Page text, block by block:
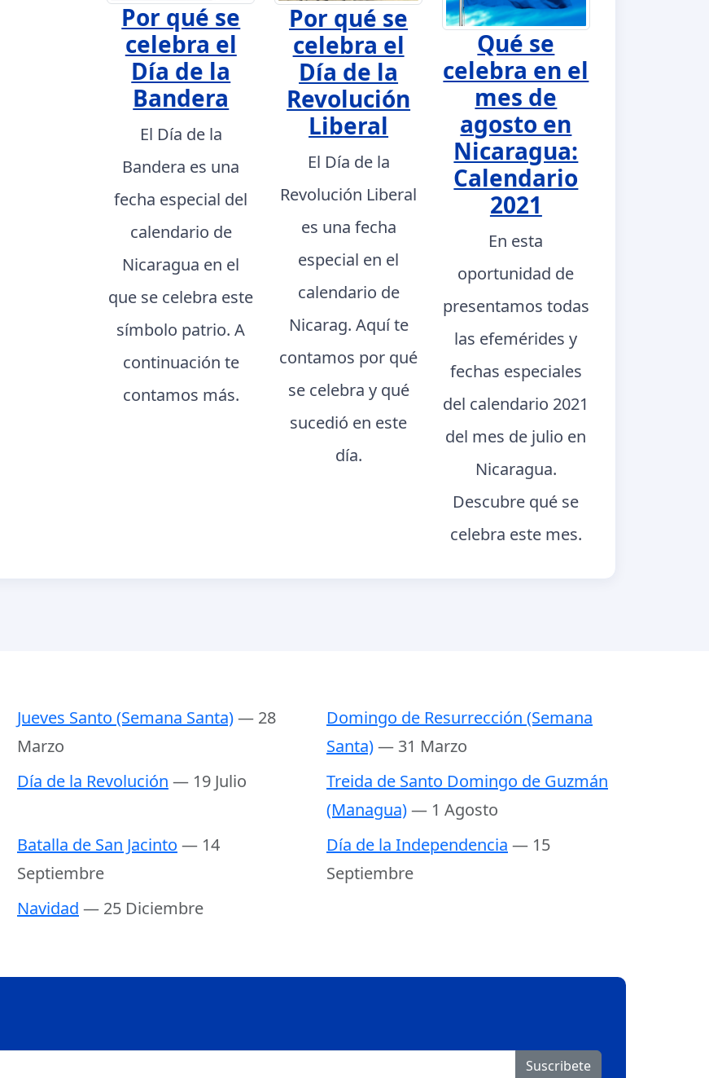
Por qué se
celebra el
Día de la
Bandera
El Día de la
Bandera es una
fecha especial del
calendario de
Nicaragua en el
que se celebra este
símbolo patrio. A
continuación te
contamos más.
Por qué se
celebra el
Día de la
Revolución
Liberal
El Día de la
Revolución Liberal
es una fecha
especial en el
calendario de
Nicarag. Aquí te
contamos por qué
se celebra y qué
sucedió en este
día.
Qué se
celebra en el
mes de
agosto en
Nicaragua:
Calendario
2021
En esta
oportunidad de
presentamos todas
las efemérides y
fechas especiales
del calendario 2021
del mes de julio en
Nicaragua.
Descubre qué se
celebra este mes.
Jueves Santo (Semana Santa)— 28
Marzo
Domingo de Resurrección (Semana
Santa)— 31 Marzo
Día de la Revolución — 19 Julio
Treida de Santo Domingo de Guzmán
(Managua)— 1 Agosto
Batalla de San Jacinto — 14
Septiembre
Día de la Independencia — 15
Septiembre
Navidad — 25 Diciembre
Suscribete